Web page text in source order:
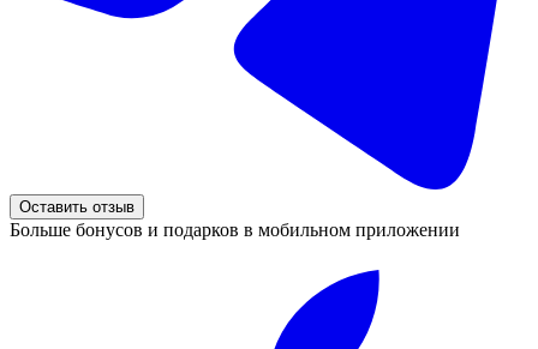
Оставить отзыв
Больше бонусов и подарков в мобильном приложении